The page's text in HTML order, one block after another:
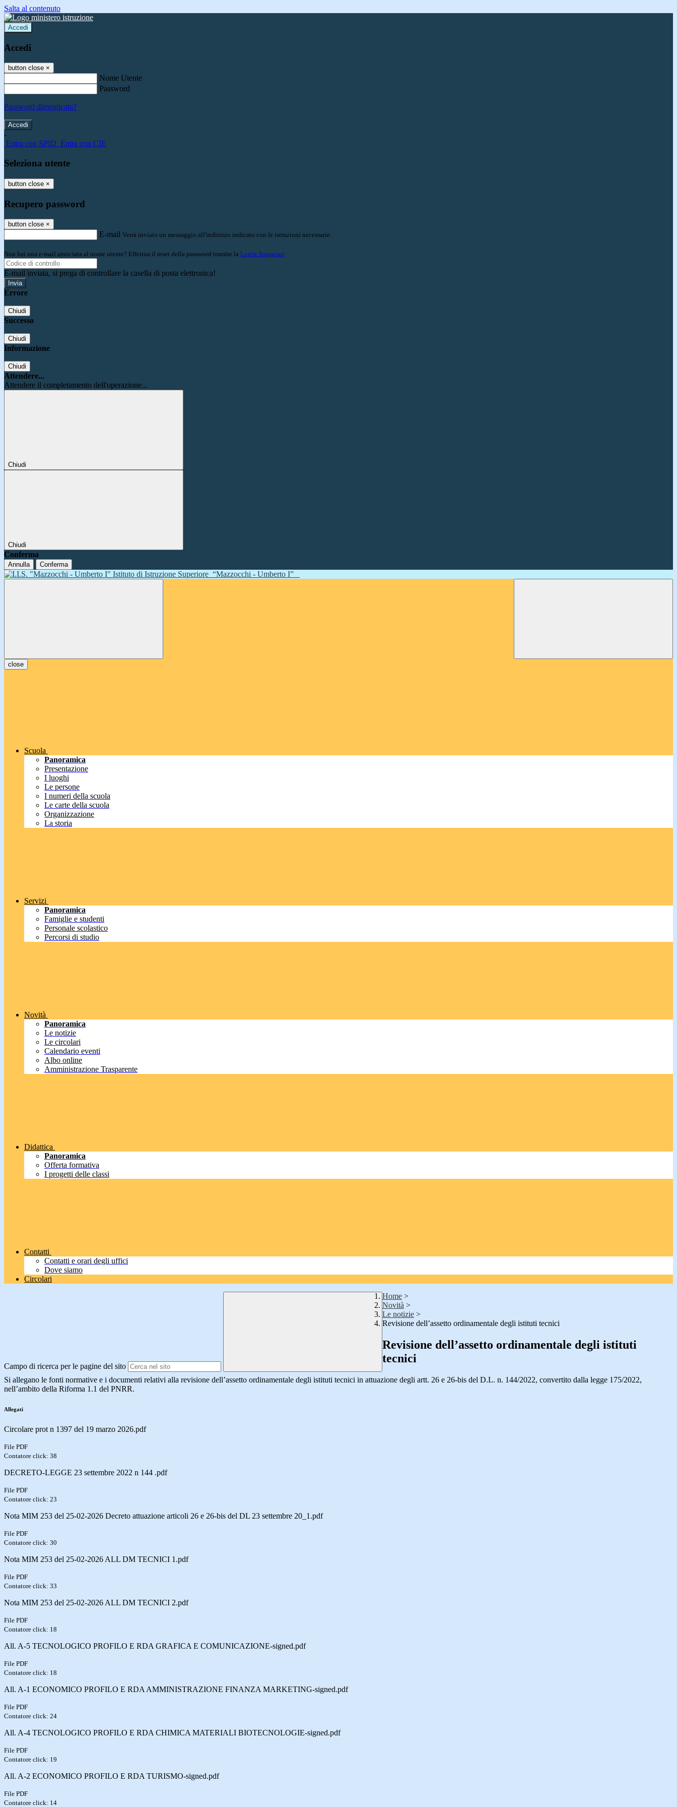
Salta al contenuto
Accedi
Accedi
button close ×
Nome Utente
Password
Password dimenticata?
-
Entra con SPID Entra con CIE
Seleziona utente
button close ×
Recupero password
button close ×
E-mail Verrà inviato un messaggio all'indirizzo indicato con le istruzioni necessarie.
Non hai una e-mail associata al nome utente? Effettua il reset della password tramite la Login Spaggiari
E-mail inviata, si prega di controllare la casella di posta elettronica!
Errore
Chiudi
Successo
Chiudi
Informazione
Chiudi
Attendere...
Attendere il completamento dell'operazione...
Chiudi
Chiudi
Conferma
Annulla Conferma
Istituto di Istruzione Superiore “Mazzocchi - Umberto I”
close
Scuola
Panoramica
Presentazione
I luoghi
Le persone
I numeri della scuola
Le carte della scuola
Organizzazione
La storia
Servizi
Panoramica
Famiglie e studenti
Personale scolastico
Percorsi di studio
Novità
Panoramica
Le notizie
Le circolari
Calendario eventi
Albo online
Amministrazione Trasparente
Didattica
Panoramica
Offerta formativa
I progetti delle classi
Contatti
Contatti e orari degli uffici
Dove siamo
Circolari
Campo di ricerca per le pagine del sito
Home >
Novità >
Le notizie >
Revisione dell’assetto ordinamentale degli istituti tecnici
Revisione dell’assetto ordinamentale degli istituti
tecnici
Si allegano le fonti normative e i documenti relativi alla revisione dell’assetto ordinamentale degli istituti tecnici in attuazione degli artt. 26 e 26-bis del D.L. n. 144/2022, convertito dalla legge 175/2022,
nell’ambito della Riforma 1.1 del PNRR.
Allegati
Circolare prot n 1397 del 19 marzo 2026.pdf
File PDF
Contatore click: 38
DECRETO-LEGGE 23 settembre 2022 n 144 .pdf
File PDF
Contatore click: 23
Nota MIM 253 del 25-02-2026 Decreto attuazione articoli 26 e 26-bis del DL 23 settembre 20_1.pdf
File PDF
Contatore click: 30
Nota MIM 253 del 25-02-2026 ALL DM TECNICI 1.pdf
File PDF
Contatore click: 33
Nota MIM 253 del 25-02-2026 ALL DM TECNICI 2.pdf
File PDF
Contatore click: 18
All. A-5 TECNOLOGICO PROFILO E RDA GRAFICA E COMUNICAZIONE-signed.pdf
File PDF
Contatore click: 18
All. A-1 ECONOMICO PROFILO E RDA AMMINISTRAZIONE FINANZA MARKETING-signed.pdf
File PDF
Contatore click: 24
All. A-4 TECNOLOGICO PROFILO E RDA CHIMICA MATERIALI BIOTECNOLOGIE-signed.pdf
File PDF
Contatore click: 19
All. A-2 ECONOMICO PROFILO E RDA TURISMO-signed.pdf
File PDF
Contatore click: 14